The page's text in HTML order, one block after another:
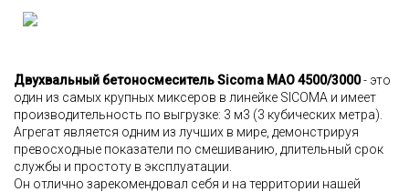
Двухвальный бетоносмеситель Sicoma MAO 4500/3000- это
один из самых крупных миксеров в линейке SICOMA и имеет
производительность по выгрузке: 3 м3 (3 кубических метра).
Агрегат является одним из лучших в мире, демонстрируя
превосходные показатели по смешиванию, длительный срок
службы и простоту в эксплуатации.
Он отлично зарекомендовал себя и на территории нашей